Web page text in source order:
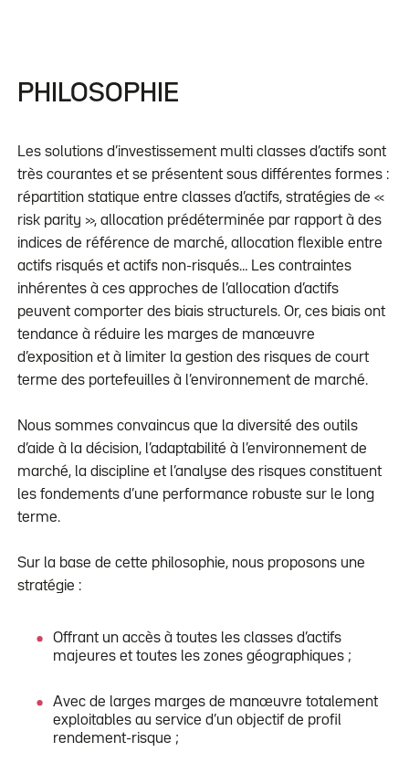
PHILOSOPHIE
Les solutions d’investissement multi classes d’actifs sont
très courantes et se présentent sous différentes formes :
répartition statique entre classes d’actifs, stratégies de «
risk parity », allocation prédéterminée par rapport à des
indices de référence de marché, allocation flexible entre
actifs risqués et actifs non-risqués… Les contraintes
inhérentes à ces approches de l’allocation d’actifs
peuvent comporter des biais structurels. Or, ces biais ont
tendance à réduire les marges de manœuvre
d’exposition et à limiter la gestion des risques de court
terme des portefeuilles à l’environnement de marché.
Nous sommes convaincus que la diversité des outils
d’aide à la décision, l’adaptabilité à l’environnement de
marché, la discipline et l’analyse des risques constituent
les fondements d’une performance robuste sur le long
terme.
Sur la base de cette philosophie, nous proposons une
stratégie :
Offrant un accès à toutes les classes d’actifs
majeures et toutes les zones géographiques ;
Avec de larges marges de manœuvre totalement
exploitables au service d’un objectif de profil
rendement-risque ;